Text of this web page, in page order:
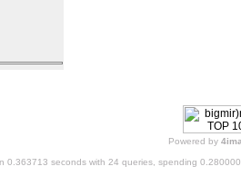
Powered by
0.363713 seconds with 24 queries, spending